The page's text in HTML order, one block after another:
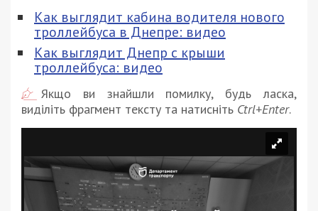
Как выглядит кабина водителя нового
троллейбуса в Днепре: видео
Как выглядит Днепр с крыши
троллейбуса: видео
Якщо ви знайшли помилку, будь ласка,
виділіть фрагмент тексту та натисніть Ctrl+Enter.